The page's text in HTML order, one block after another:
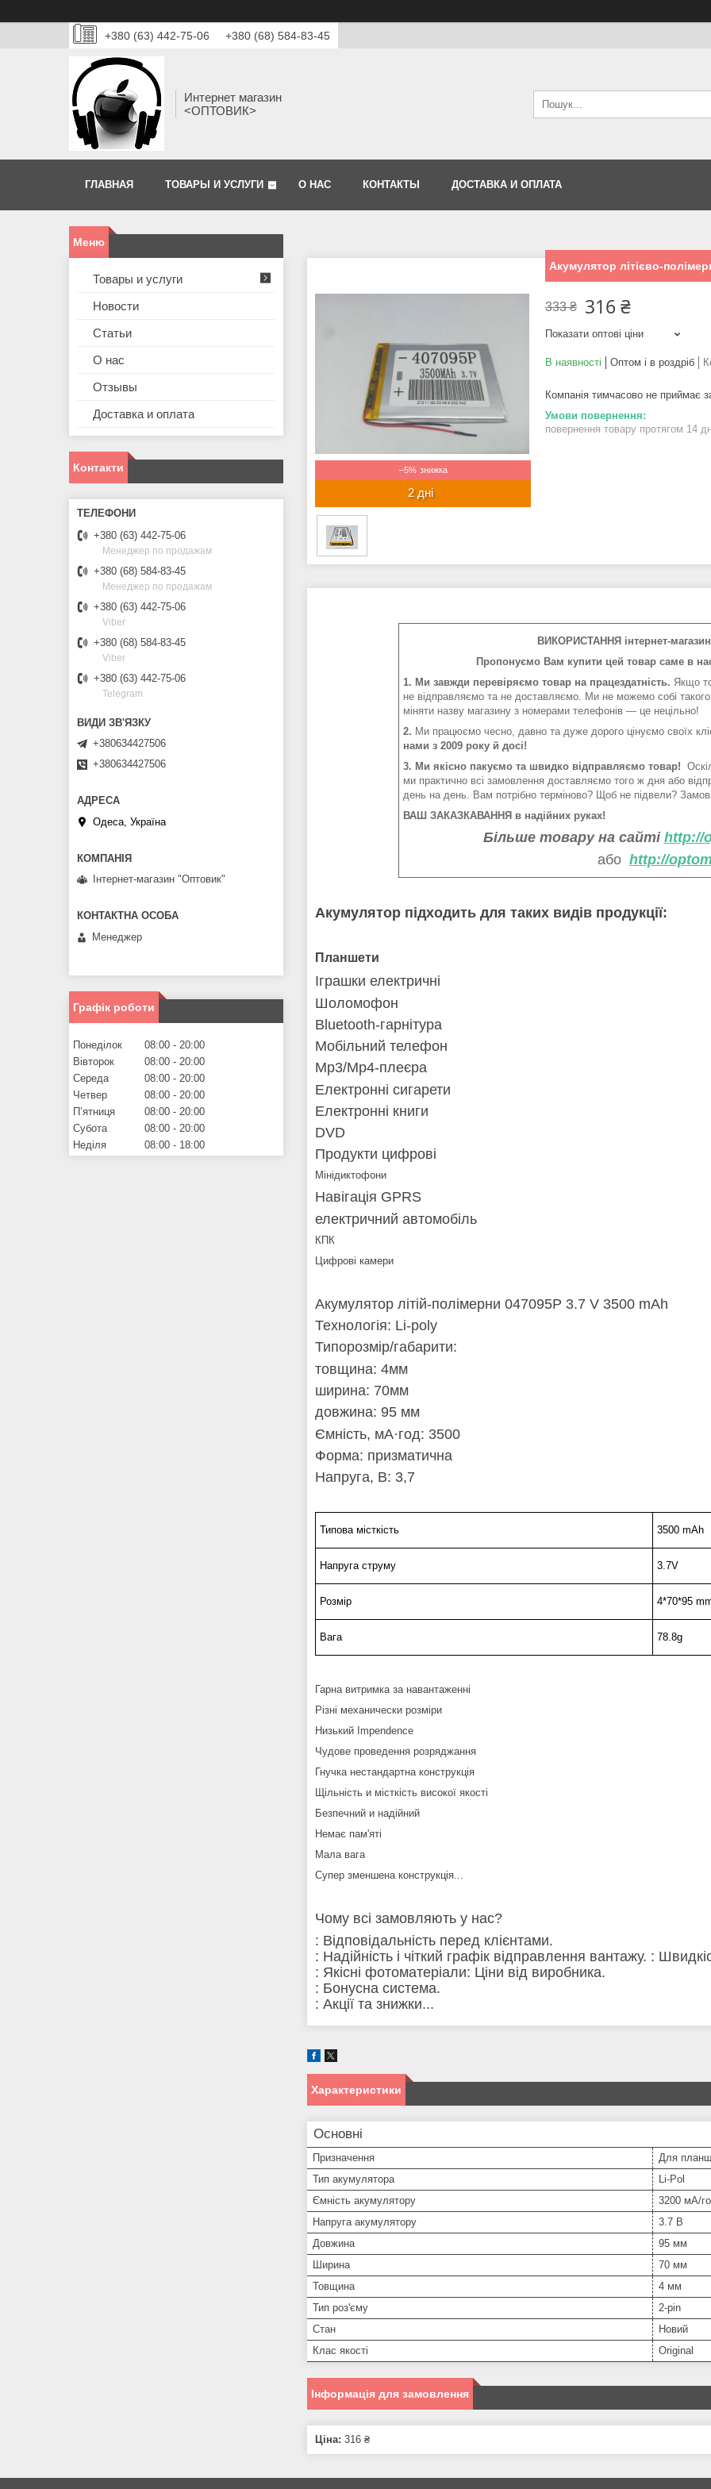
+380 (63) 442-75-06 +380 (68) 584-83-45
Интернет магазин
<ОПТОВИК>
ГЛАВНАЯ ТОВАРЫ И УСЛУГИ О НАС КОНТАКТЫ ДОСТАВКА И ОПЛАТА
–5%
2 дні
Акумулятор літієво-
333 ₴ 316 ₴
Показати оптові ціни
В наявності Оптом і в роздріб
Компанія тимчасово не приймає
повернення товару протягом 14
ВИКОРИСТАННЯ інтернет-
Пропонуємо Вам купити цей товар саме в
1. Ми завжди перевіряємо товар на працездатність. Якщо
не відправляємо та не доставляємо. Ми не можемо собі
міняти назву магазину з номерами телефонів — це нецільно!
2. Ми працюємо чесно, давно та дуже дорого цінуємо своїх
нами з 2009 року й досі!
3. Ми якісно пакуємо та швидко відправляємо товар!
ми практично всі замовлення доставляємо того ж дня або
день на день. Вам потрібно терміново? Щоб не підвели?
ВАШ ЗАКАЗКАВАННЯ в надійних руках!
Більше товару на сайті http://
або http://
Акумулятор підходить для таких видів продукції:
Планшети
Іграшки електричні
Шоломофон
Bluetooth-гарнітура
Мобільний телефон
Mp3/Mp4-плеєра
Електронні сигарети
Електронні книги
DVD
Продукти цифрові
Мінідиктофони
Навігація GPRS
електричний автомобіль
КПК
Цифрові камери
Акумулятор літій-полімерни 047095P 3.7 V 3500 mAh
Технологія: Li-poly
Типорозмір/габарити:
товщина: 4мм
ширина: 70мм
довжина: 95 мм
Ємність, мА·год: 3500
Форма: призматична
Напруга, В: 3,7
Типова місткість 3500 mAh
Напруга струму 3.7V
Розмір 4*70*95
Вага 78.8g
Гарна витримка за навантаженні
Різні механически розміри
Низький Impendence
Чудове проведення розряджання
Гнучка нестандартна конструкція
Щільність и місткість високої якості
Безпечний и надійний
Немає пам'яті
Мала вага
Супер зменшена конструкція...
Чому всі замовляють у нас?
: Відповідальність перед клієнтами.
: Надійність і чіткий графік відправлення вантажу. :
: Якісні фотоматеріали: Ціни від виробника.
: Бонусна система.
: Акції та знижки...
Характеристики
Основні
Призначення
Для
Тип акумулятора
Li-Pol
Ємність акумулятору
3200 мА/
Напруга акумулятору
3.7 В
Довжина
95 мм
Ширина
70 мм
Товщина
4 мм
Тип роз'єму
2-pin
Стан
Новий
Клас якості
Original
Інформація для замовлення
Ціна: 316 ₴
Товары и услуги
Новости
Статьи
О нас
Отзывы
Доставка и оплата
Контакти
+380 (63) 442-75-06
Менеджер по продажам
+380 (68) 584-83-45
Менеджер по продажам
+380 (63) 442-75-06
Viber
+380 (68) 584-83-45
Viber
+380 (63) 442-75-06
Telegram
+380634427506
+380634427506
Одеса, Україна
Інтернет-магазин "Оптовик"
Менеджер
Графік роботи
Понеділок 08:00
20:00
Вівторок
08:00
20:00
Середа
08:00
20:00
Четвер
08:00
20:00
Пʼятниця
08:00
20:00
Субота
08:00
20:00
Неділя
08:00 18:00